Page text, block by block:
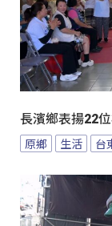
長濱鄉表揚22
原鄉 生活 台